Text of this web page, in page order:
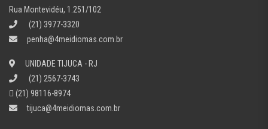
Rua Montevidéu, 1.251/102
(21) 3977-3320
penha@4meidiomas.com.br
UNIDADE TIJUCA - RJ
(21) 2567-3743
(21) 98116-8974
tijuca@4meidiomas.com.br